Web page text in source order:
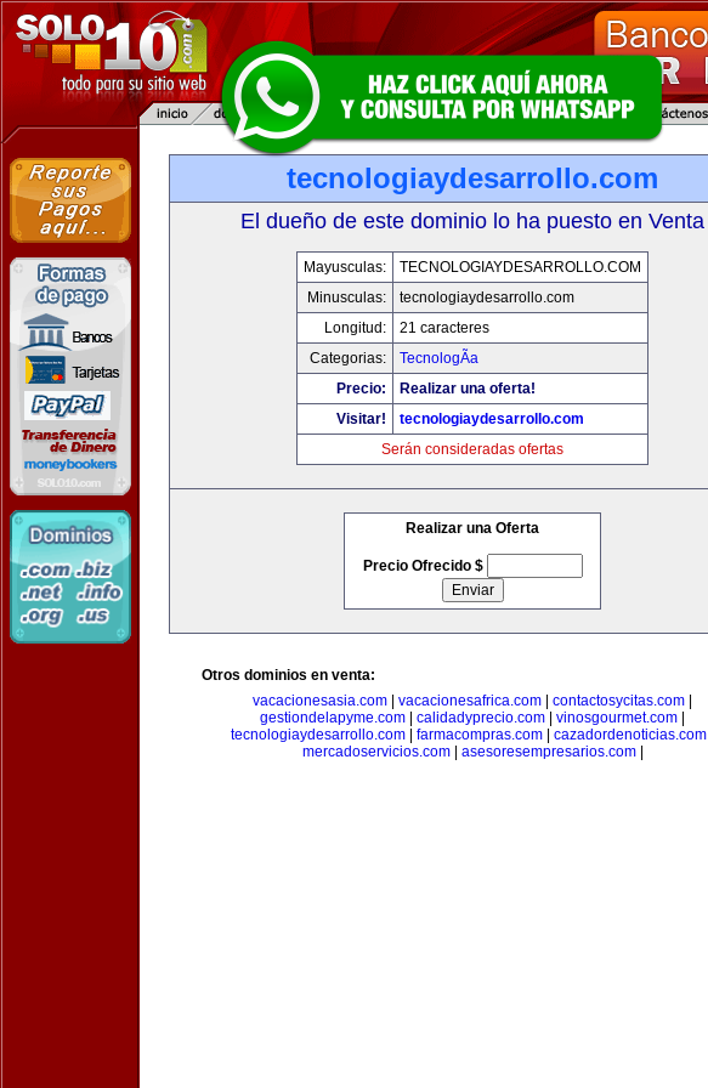
tecnologiaydesarrollo.com
El dueño de este dominio lo ha puesto en Venta
Mayusculas:
TECNOLOGIAYDESARROLLO.COM
Minusculas:
tecnologiaydesarrollo.com
Longitud:
21 caracteres
Categorias:
TecnologÃ­a
Precio:
Realizar una oferta!
Visitar!
tecnologiaydesarrollo.com
Serán consideradas ofertas
Realizar una Oferta
Precio Ofrecido $
Otros dominios en venta:
vacacionesasia.com
vacacionesafrica.com contactosycitas.com
gestiondelapyme.com
calidadyprecio.com vinosgourmet.com
tecnologiaydesarrollo.com
farmacompras.com cazadordenoticias.com
mercadoservicios.com| asesoresempresarios.com|